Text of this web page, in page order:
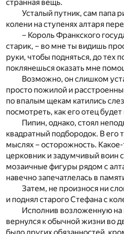
странная вещь.
Усталый путник, сам папа
колени на ступенях алтаря
– Король Франкского
старик, – во мне ты видишь
руки, чтобы подняться, до тех
поклянешься оказать мне
Возможно, он слишком
просто пожилой и
по впалым щекам катились
посмотреть, как его отец
Пипин, однако, стоял
квадратный подбородок. В его
мыслях – осторожность.
церковник и задумчивый воин
мозаичные фигуры рядом с
навечно запечатлелась в
Затем, не произнося ни
и поднял старого Стефана с
Исполнив возложенную на
вернулся к обычной жизни во